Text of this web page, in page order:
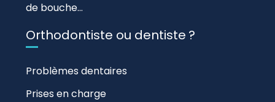
de bouche…
Orthodontiste ou dentiste ?
Problèmes dentaires
Prises en charge